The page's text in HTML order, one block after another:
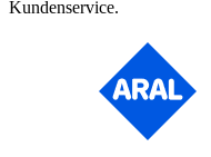
Kundenservice.